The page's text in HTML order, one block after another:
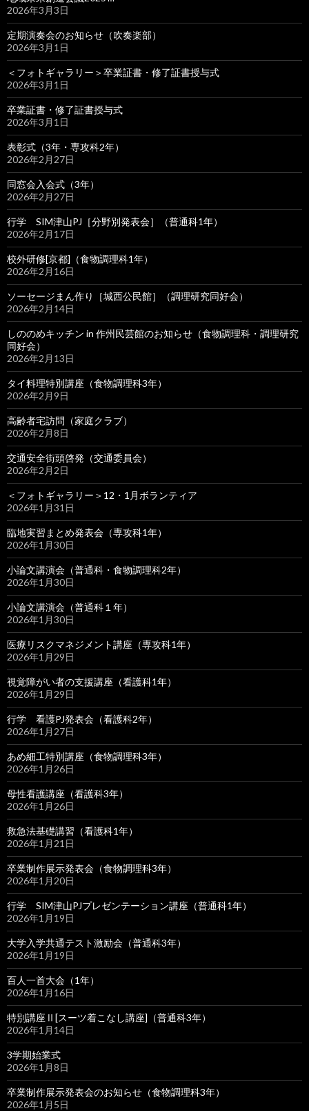
2026年3月3日
定期演奏会のお知らせ（吹奏楽部）
2026年3月1日
＜フォトギャラリー＞卒業証書・修了証書授与式
2026年3月1日
卒業証書・修了証書授与式
2026年3月1日
表彰式（3年・専攻科2年）
2026年2月27日
同窓会入会式（3年）
2026年2月27日
行学 SIM津山PJ［分野別発表会］（普通科1年）
2026年2月17日
校外研修[京都]（食物調理科1年）
2026年2月16日
ソーセージまん作り［城西公民館］（調理研究同好会）
2026年2月14日
しののめキッチン in 作州民芸館のお知らせ（食物調理科・調理研究
同好会）
2026年2月13日
タイ料理特別講座（食物調理科3年）
2026年2月9日
高齢者宅訪問（家庭クラブ）
2026年2月8日
交通安全街頭啓発（交通委員会）
2026年2月2日
＜フォトギャラリー＞12・1月ボランティア
2026年1月31日
臨地実習まとめ発表会（専攻科1年）
2026年1月30日
小論文講演会（普通科・食物調理科2年）
2026年1月30日
小論文講演会（普通科１年）
2026年1月30日
医療リスクマネジメント講座（専攻科1年）
2026年1月29日
視覚障がい者の支援講座（看護科1年）
2026年1月29日
行学 看護PJ発表会（看護科2年）
2026年1月27日
あめ細工特別講座（食物調理科3年）
2026年1月26日
母性看護講座（看護科3年）
2026年1月26日
救急法基礎講習（看護科1年）
2026年1月21日
卒業制作展示発表会（食物調理科3年）
2026年1月20日
行学 SIM津山PJプレゼンテーション講座（普通科1年）
2026年1月19日
大学入学共通テスト激励会（普通科3年）
2026年1月19日
百人一首大会（1年）
2026年1月16日
特別講座Ⅱ[スーツ着こなし講座]（普通科3年）
2026年1月14日
3学期始業式
2026年1月8日
卒業制作展示発表会のお知らせ（食物調理科3年）
2026年1月5日